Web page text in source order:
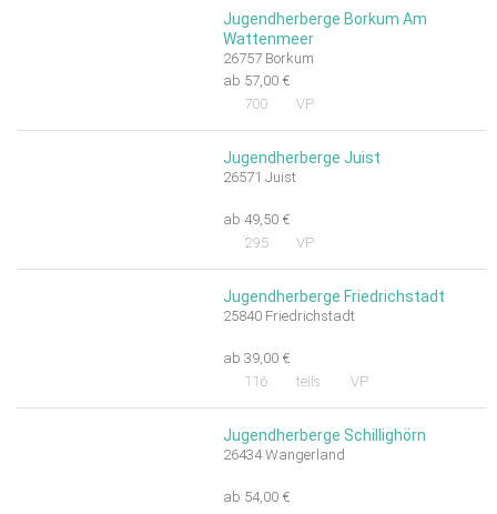
Jugendherberge Borkum Am
Wattenmeer
26757 Borkum
ab 57,00 €
700
VP
Jugendherberge Juist
26571 Juist
ab 49,50 €
295
VP
Jugendherberge Friedrichstadt
25840 Friedrichstadt
ab 39,00 €
116
teils VP
Jugendherberge Schillighörn
26434 Wangerland
ab 54,00 €